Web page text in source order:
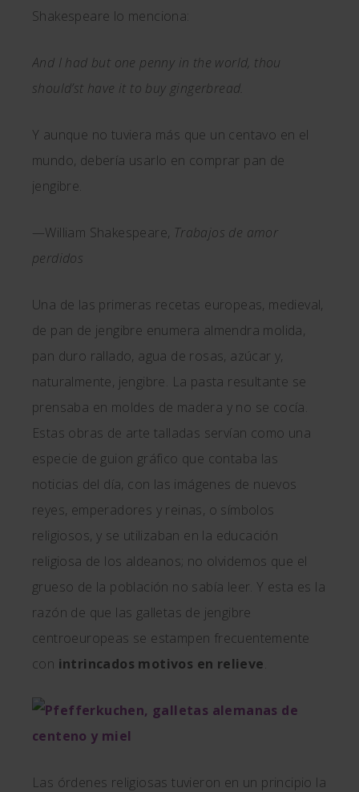
Shakespeare lo menciona:
And I had but one penny in the world, thou
should’st have it to buy gingerbread.
Y aunque no tuviera más que un centavo en el
mundo, debería usarlo en comprar pan de
jengibre.
—William Shakespeare, Trabajos de amor
perdidos
Una de las primeras recetas europeas, medieval,
de pan de jengibre enumera almendra molida,
pan duro rallado, agua de rosas, azúcar y,
naturalmente, jengibre. La pasta resultante se
prensaba en moldes de madera y no se cocía.
Estas obras de arte talladas servían como una
especie de guion gráfico que contaba las
noticias del día, con las imágenes de nuevos
reyes, emperadores y reinas, o símbolos
religiosos, y se utilizaban en la educación
religiosa de los aldeanos; no olvidemos que el
grueso de la población no sabía leer. Y esta es la
razón de que las galletas de jengibre
centroeuropeas se estampen frecuentemente
con intrincados motivos en relieve.
Las órdenes religiosas tuvieron en un principio la